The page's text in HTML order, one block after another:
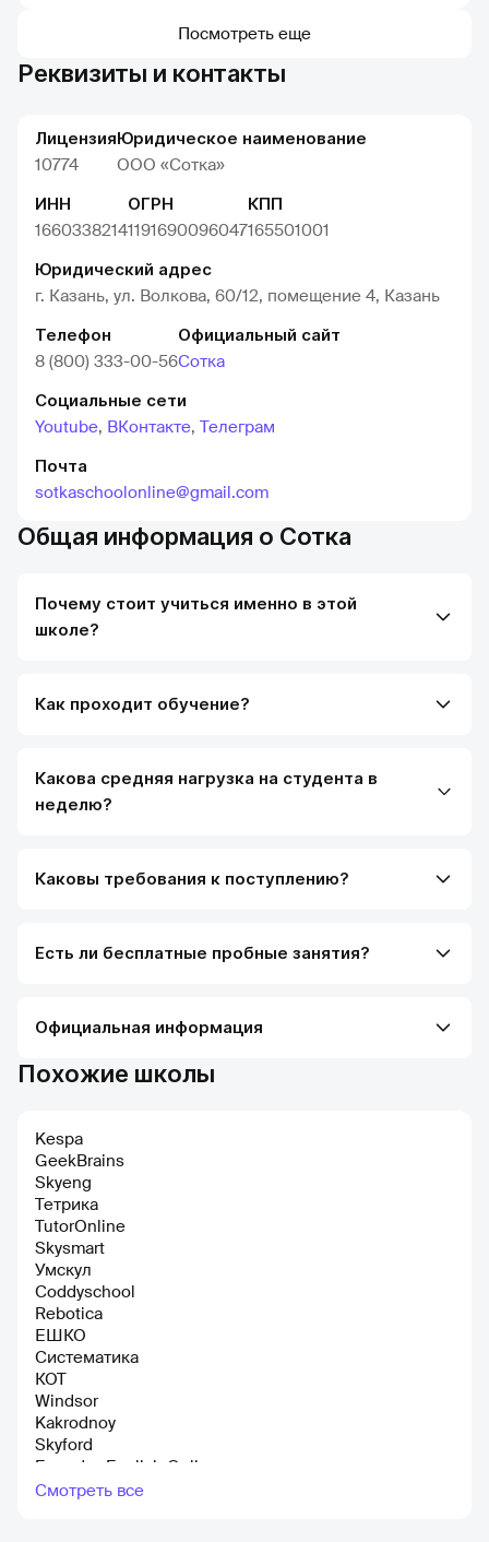
Посмотреть еще
Реквизиты и контакты
Лицензия
10774
Юридическое наименование
ООО «Сотка»
ИНН
1660338214
ОГРН
1191690096047
КПП
165501001
Юридический адрес
г. Казань, ул. Волкова, 60/12, помещение 4, Казань
Телефон
8 (800) 333-00-56
Официальный сайт
Сотка
Социальные сети
Youtube, ВКонтакте, Телеграм
Почта
sotkaschoolonline@gmail.com
Общая информация о Сотка
Почему стоит учиться именно в этой
школе?
Как проходит обучение?
Какова средняя нагрузка на студента в
неделю?
Каковы требования к поступлению?
Есть ли бесплатные пробные занятия?
Официальная информация
Похожие школы
Kespa
GeekBrains
Skyeng
Тетрика
TutorOnline
Skysmart
Умскул
Coddyschool
Rebotiсa
ЕШКО
Систематика
КОТ
Windsor
Kakrodnoy
Skyford
Everyday English Online
Deutsch Online
Смотреть все